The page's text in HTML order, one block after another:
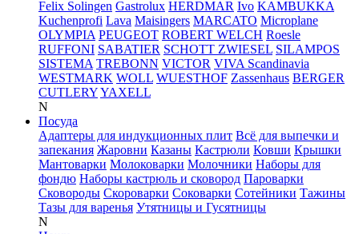
Felix Solingen Gastrolux HERDMAR Ivo KAMBUKKA
Kuchenprofi Lava Maisingers MARCATO Microplane
OLYMPIA PEUGEOT ROBERT WELCH Roesle
RUFFONI SABATIER SCHOTT ZWIESEL SILAMPOS
SISTEMA TREBONN VICTOR VIVA Scandinavia
WESTMARK WOLL WUESTHOF Zassenhaus BERGER
CUTLERYYAXELL
N
Посуда
Адаптеры для индукционных плит Всё для выпечки и
запекания Жаровни Казаны Кастрюли Ковши Крышки
Мантоварки Молоковарки Молочники Наборы для
фондю Наборы кастрюль и сковород Пароварки
Сковороды Скороварки Соковарки Сотейники Тажины
Тазы для варенья Утятницы и Гусятницы
N